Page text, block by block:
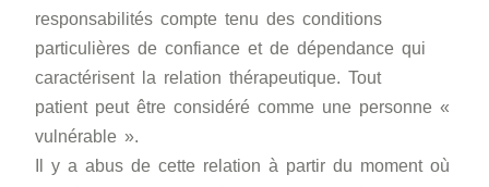
responsabilités compte tenu des conditions
particulières de confiance et de dépendance qui
caractérisent la relation thérapeutique. Tout
patient peut être considéré comme une personne «
vulnérable ».
Il y a abus de cette relation à partir du moment où